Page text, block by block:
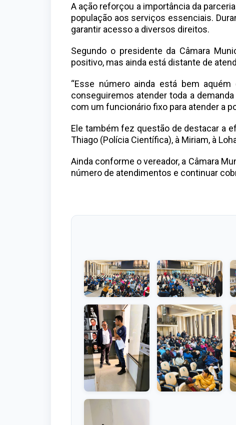
A ação reforçou a importância da
população aos serviços essenciais.
garantir acesso a diversos direitos.
Segundo o presidente da Câmara
positivo, mas ainda está distante de
“Esse número ainda está bem
conseguiremos atender toda a
com um funcionário fixo para atender a
Ele também fez questão de destacar a
Thiago (Polícia Científica), à Miriam, à
Ainda conforme o vereador, a Câmara
número de atendimentos e continuar